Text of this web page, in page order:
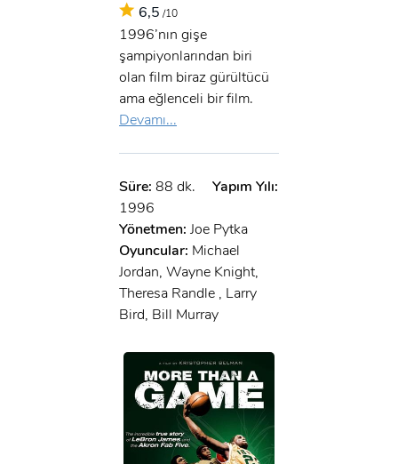
6,5 /10
1996’nın gişe
şampiyonlarından biri
olan film biraz gürültücü
ama eğlenceli bir film.
Devamı...
Süre: 88 dk.
Yapım Yılı:
1996
Yönetmen: Joe Pytka
Oyuncular: Michael
Jordan, Wayne Knight,
Theresa Randle , Larry
Bird, Bill Murray